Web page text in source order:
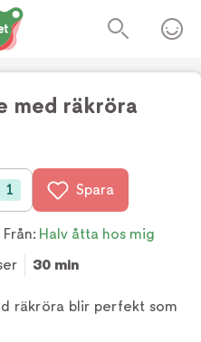
med räkröra
1 Spara
Från: Halv åtta hos mig
30 min
räkröra blir perfekt som